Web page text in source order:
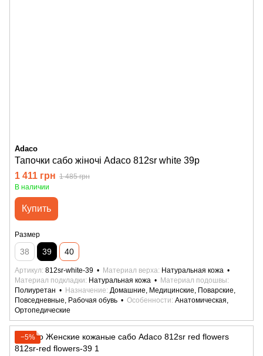
Adaco
Тапочки сабо жіночі Adaco 812sr white 39р
1 411 грн 1 485 грн
В наличии
Купить
Размер
38 39 40
Артикул 812sr-white-39 Материал верха Натуральная кожа
Материал подкладки
Натуральная кожа
Материал подошвы
Полиуретан
Назначение Домашние, Медицинские, Поварские,
Повседневные, Рабочая обувь
Особенности Анатомическая,
Ортопедические
−5%